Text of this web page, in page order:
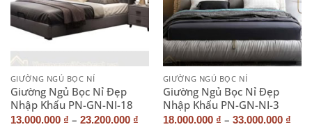
GIƯỜNG NGỦ BỌC NỈ
Giường Ngủ Bọc Nỉ Đẹp
Nhập Khẩu PN-GN-NI-18
13.000.000 ₫ – 23.200.000 ₫
GIƯỜNG NGỦ BỌC NỈ
Giường Ngủ Bọc Nỉ Đẹp
Nhập Khẩu PN-GN-NI-3
18.000.000 ₫ – 33.000.000 ₫